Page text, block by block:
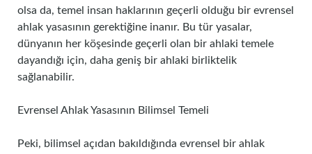
olsa da, temel insan haklarının geçerli olduğu bir evrensel
ahlak yasasının gerektiğine inanır. Bu tür yasalar,
dünyanın her köşesinde geçerli olan bir ahlaki temele
dayandığı için, daha geniş bir ahlaki birliktelik
sağlanabilir.
Evrensel Ahlak Yasasının Bilimsel Temeli
Peki, bilimsel açıdan bakıldığında evrensel bir ahlak